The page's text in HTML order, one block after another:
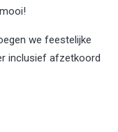
we feestelijke
inclusief afzetkoord